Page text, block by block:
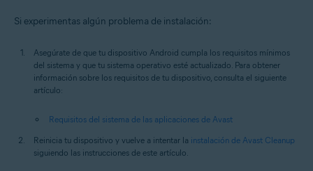
Si experimentas algún problema de instalación:
Asegúrate de que tu dispositivo Android cumpla los requisitos mínimos
del sistema y que tu sistema operativo esté actualizado. Para obtener
información sobre los requisitos de tu dispositivo, consulta el siguiente
artículo:
Requisitos del sistema de las aplicaciones de Avast
Reinicia tu dispositivo y vuelve a intentar la instalación de Avast Cleanup
siguiendo las instrucciones de este artículo.